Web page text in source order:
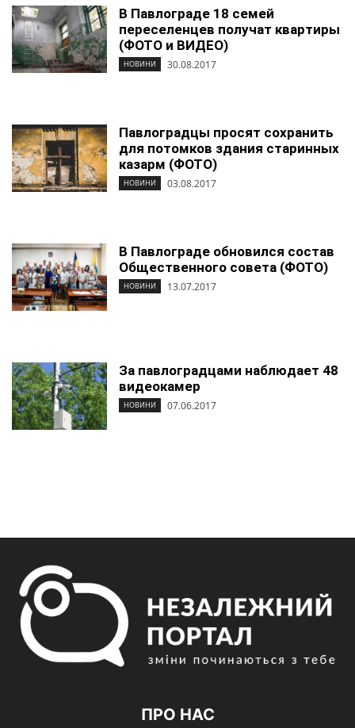
В Павлограде 18 семей
переселенцев получат квартиры
(ФОТО и ВИДЕО)
НОВИНИ 30.08.2017
Павлоградцы просят сохранить
для потомков здания старинных
казарм (ФОТО)
НОВИНИ 03.08.2017
В Павлограде обновился состав
Общественного совета (ФОТО)
НОВИНИ 13.07.2017
За павлоградцами наблюдает 48
видеокамер
НОВИНИ 07.06.2017
ПРО НАС